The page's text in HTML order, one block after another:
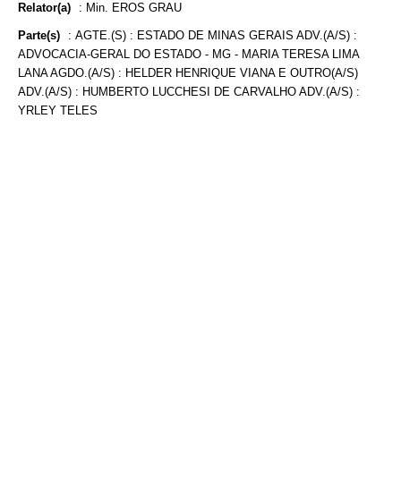
Relator(a) : Min. EROS GRAU
Parte(s) : AGTE.(S) : ESTADO DE MINAS GERAIS ADV.(A/S) :
ADVOCACIA-GERAL DO ESTADO - MG - MARIA TERESA LIMA
LANA AGDO.(A/S) : HELDER HENRIQUE VIANA E OUTRO(A/S)
ADV.(A/S) : HUMBERTO LUCCHESI DE CARVALHO ADV.(A/S) :
YRLEY TELES